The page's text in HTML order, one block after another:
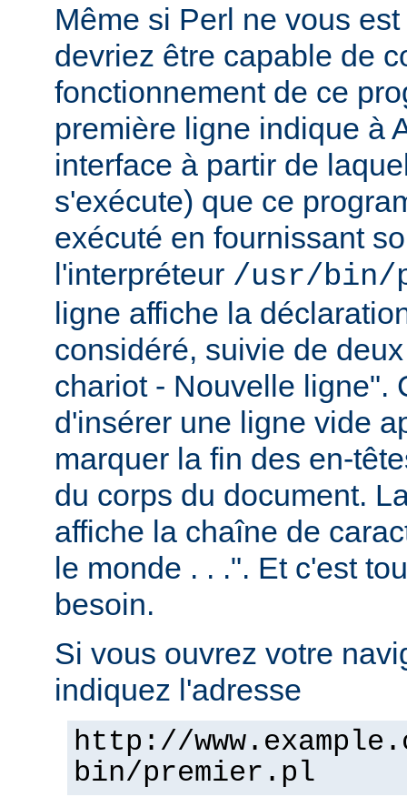
Même si Perl ne vous
devriez être capable de
fonctionnement de ce
première ligne indique à
interface à partir de
s'exécute) que ce
exécuté en fournissant
l'interpréteur /usr/bin/
ligne affiche la
considéré, suivie de
chariot - Nouvelle ligne".
d'insérer une ligne vide
marquer la fin des en-
du corps du document.
affiche la chaîne de
le monde . . .". Et c'est
besoin.
Si vous ouvrez votre
indiquez l'adresse
http://
bin/premier.pl